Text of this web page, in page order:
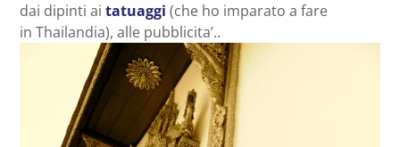
dai dipinti ai tatuaggi (che ho imparato a fare
in Thailandia), alle pubblicita’..